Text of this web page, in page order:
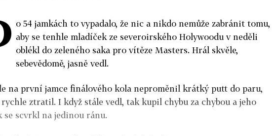
o 54 jamkách to vypadalo, že nic a nikdo nemůže zabránit tomu,
aby se tenhle mladíček ze severoirského Holywoodu v neděli
oblékl do zeleného saka pro vítěze Masters. Hrál skvěle,
sebevědomě, jasně vedl.
na první jamce finálového kola neproměnil krátký putt do paru,
ztratil. I když stále vedl, tak kupil chybu za chybou a jeho
se scvrkl na jedinou ránu.